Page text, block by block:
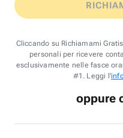
Cliccando su Richiamami
personali per ricevere
esclusivamente nelle fasce
#1. Leggi l'
oppure